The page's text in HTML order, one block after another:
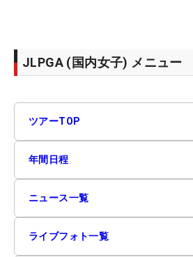
JLPGA (国内女子) メニュー
ツアーTOP
年間日程
ニュース一覧
ライブフォト一覧